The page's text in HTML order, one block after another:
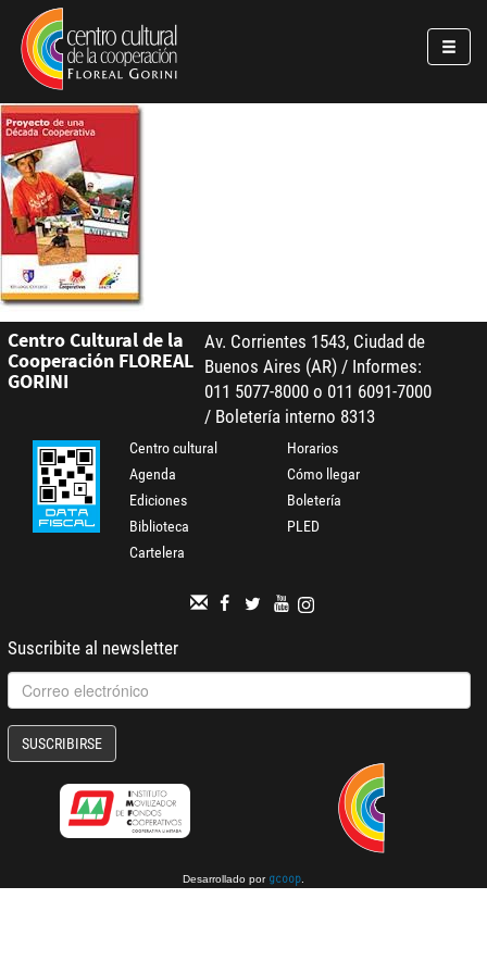
Pasar al contenido principal
Jump to main content
Centro Cultural de la
Cooperación FLOREAL
GORINI
Av. Corrientes 1543, Ciudad de
Buenos Aires (AR) / Informes:
011 5077-8000 o 011 6091-7000
/ Boletería interno 8313
Centro cultural
Agenda
Ediciones
Biblioteca
Cartelera
Horarios
Cómo llegar
Boletería
PLED
Suscribite al newsletter
SUSCRIBIRSE
Desarrollado por gcoop.